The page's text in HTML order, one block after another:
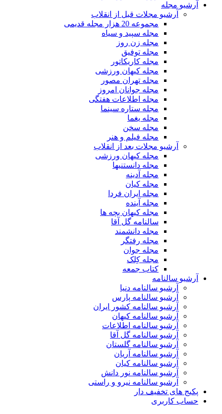
آرشیو مجله
آرشیو مجلات قبل از انقلاب
مجموعه 20 هزار مجله قدیمی
مجله سپید و سیاه
مجله زن روز
مجله توفیق
مجله کاریکاتور
مجله کیهان ورزشی
مجله تهران مصور
مجله جوانان امروز
مجله اطلاعات هفتگی
مجله ستاره سینما
مجله یغما
مجله سخن
مجله فیلم و هنر
آرشیو مجلات بعد از انقلاب
مجله کیهان ورزشی
مجله دانستنیها
مجله آدینه
مجله کیان
مجله ایران فردا
مجله آینده
مجله کیهان بچه ها
سالنامه گل آقا
مجله دانشمند
مجله رفتگر
مجله جوان
مجله کِلک
کتاب جمعه
آرشیو سالنامه
آرشیو سالنامه دنیا
آرشیو سالنامه پارس
آرشیو سالنامه کشور ایران
آرشیو سالنامه کیهان
آرشیو سالنامه اطلاعات
آرشیو سالنامه گل آقا
آرشیو سالنامه گلستان
آرشیو سالنامه آریان
آرشیو سالنامه کیان
آرشیو سالنامه نور دانش
آرشیو سالنامه نیرو و راستی
پکیج های تخفیف دار
حساب کاربری